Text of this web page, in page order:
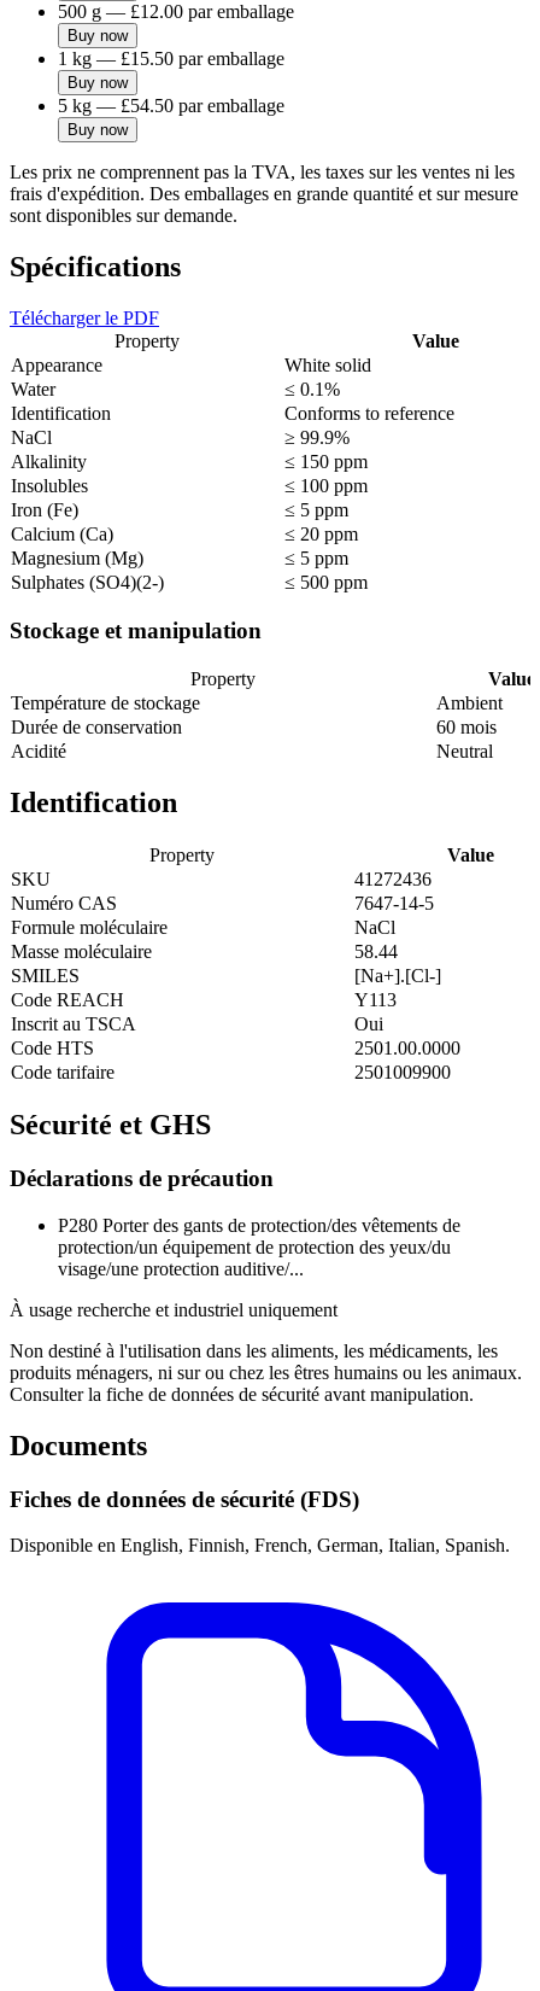
500 g — £12.00 par emballage
Buy now
1 kg — £15.50 par emballage
Buy now
5 kg — £54.50 par emballage
Buy now
Les prix ne comprennent pas la TVA, les taxes sur les ventes ni les
frais d'expédition. Des emballages en grande quantité et sur mesure
sont disponibles sur demande.
Spécifications
Télécharger le PDF
Property
Value
Appearance
White solid
Water
≤ 0.1%
Identification
Conforms to reference
NaCl
≥ 99.9%
Alkalinity
≤ 150 ppm
Insolubles
≤ 100 ppm
Iron (Fe)
≤ 5 ppm
Calcium (Ca)
≤ 20 ppm
Magnesium (Mg)
≤ 5 ppm
Sulphates (SO4)(2-)
≤ 500 ppm
Stockage et manipulation
Property
Value
Température de stockage
Ambient
Durée de conservation
60 mois
Acidité
Neutral
Identification
Property
Value
SKU
41272436
Numéro CAS
7647-14-5
Formule moléculaire
NaCl
Masse moléculaire
58.44
SMILES
[Na+].[Cl-]
Code REACH
Y113
Inscrit au TSCA
Oui
Code HTS
2501.00.0000
Code tarifaire
2501009900
Sécurité et GHS
Déclarations de précaution
P280 Porter des gants de protection/des vêtements de
protection/un équipement de protection des yeux/du
visage/une protection auditive/...
À usage recherche et industriel uniquement
Non destiné à l'utilisation dans les aliments, les médicaments, les
produits ménagers, ni sur ou chez les êtres humains ou les animaux.
Consulter la fiche de données de sécurité avant manipulation.
Documents
Fiches de données de sécurité (FDS)
Disponible en English, Finnish, French, German, Italian, Spanish.